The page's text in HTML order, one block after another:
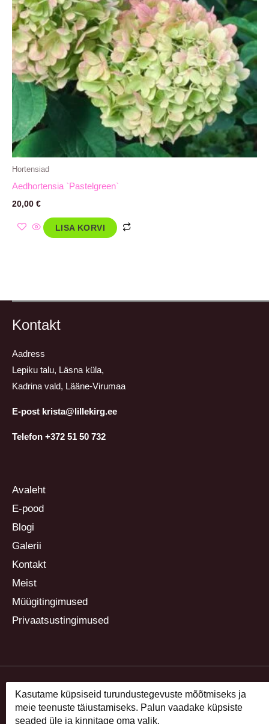
Hortensiad
Aedhortensia `Pastelgreen`
20,00 €
LISA KORVI
Kontakt
Aadress
Lepiku talu, Läsna küla,
Kadrina vald, Lääne-Virumaa
E-post krista@lillekirg.ee
Telefon +372 51 50 732
Avaleht
E-pood
Blogi
Galerii
Kontakt
Meist
Müügitingimused
Privaatsustingimused
Kasutame küpsiseid turundustegevuste mõõtmiseks ja
meie teenuste täiustamiseks. Palun vaadake küpsiste
seaded üle ja kinnitage oma valik.